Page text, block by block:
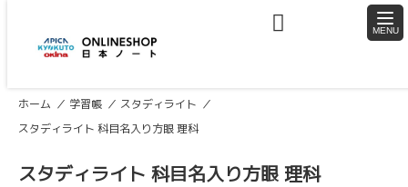
ホーム 学習帳
スタディライト
スタディライト 科目名入り方眼 理科
スタディライト 科目名入り方眼 理科